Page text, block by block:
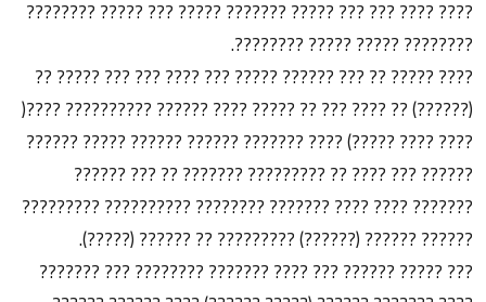
???? ???? ??? ??? ????? ??????? ????? ??? ????? ????????
???????? ????? ????? ????????.
???? ????? ?? ??? ?????? ????? ??? ???? ??? ??? ????? ??
(??????) ?? ???? ??? ?? ????? ???? ?????? ?????????? ????(
???? ???? ?????) ???? ??????? ?????? ?????? ????? ??????
?????? ??? ???? ?? ????????? ??????? ?? ??? ??????
??????? ???? ???? ??????? ???????? ?????????? ?????????
?????? ?????? (??????) ????????? ?? ?????? (?????).
??? ????? ?????? ??? ???? ??????? ???????? ??? ???????